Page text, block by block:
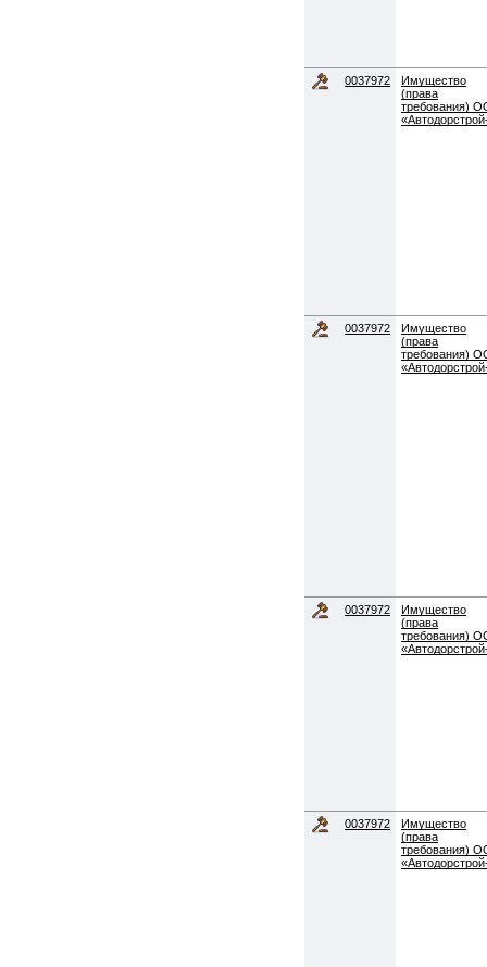
0037972
Имущество
(права
требования)
0037972
Имущество
(права
требования)
0037972
Имущество
(права
требования)
0037972
Имущество
(права
требования)